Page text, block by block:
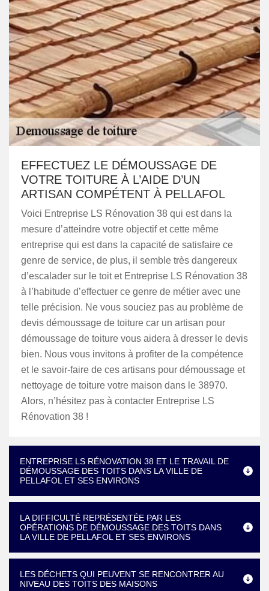
EFFECTUEZ LE DÉMOUSSAGE DE
VOTRE TOITURE À L’AIDE D’UN
ARTISAN COMPÉTENT À PELLAFOL
Voici Entreprise LS Rénovation 38 qui est dans la
mesure d’atteindre votre objectif et cette même
entreprise qui est dans la capacité de satisfaire ce
genre de service, de plus, il semble très dangereux
d’escalader sur le toit et Entreprise LS Rénovation 38
à l’habitude d’effectuer ce genre de métier avec une
telle précision. Ne vous souciez pas au problème de
devis démoussage de toiture car un artisan pour
démoussage de toiture vous aidera à dresser le devis
bien. Nous vous invitons à profiter de la compétence
et le savoir-faire de ces artisans pour démoussage et
nettoyage de toiture votre maison dans le 38970.
Alors, n’hésitez pas à contacter Entreprise LS
Rénovation 38 !
ENTREPRISE LS RÉNOVATION 38 ET LE TRAVAIL DE
DÉMOUSSAGE DES TOITS DANS LA VILLE DE
PELLAFOL ET SES ENVIRONS
LA DIFFICULTÉ REPRÉSENTÉE PAR LES
OPÉRATIONS DE DÉMOUSSAGE DES TOITS DANS
LA VILLE DE PELLAFOL ET SES ENVIRONS
LES DÉCHETS QUI PEUVENT SE RENCONTRER AU
NIVEAU DES TOITS DES MAISONS